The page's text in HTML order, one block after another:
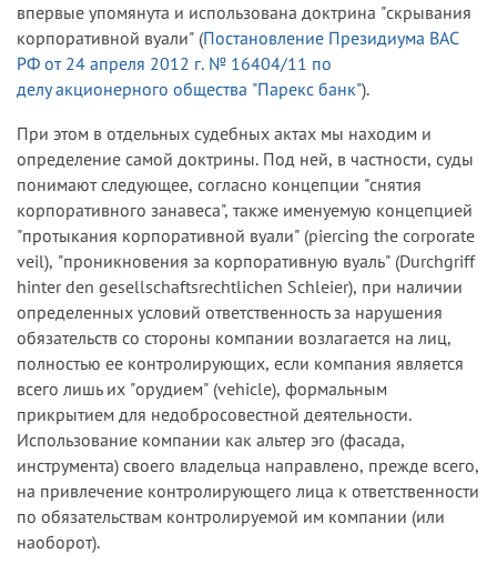
впервые упомянута и использована доктрина "скрывания
корпоративной вуали" (Постановление Президиума ВАС
РФ от 24 апреля 2012 г. № 16404/11 по
делу акционерного общества "Парекс банк").
При этом в отдельных судебных актах мы находим и
определение самой доктрины. Под ней, в частности, суды
понимают следующее, согласно концепции "снятия
корпоративного занавеса", также именуемую концепцией
"протыкания корпоративной вуали" (piercing the corporate
veil), "проникновения за корпоративную вуаль" (Durchgriff
hinter den gesellschaftsrechtlichen Schleier), при наличии
определенных условий ответственность за нарушения
обязательств со стороны компании возлагается на лиц,
полностью ее контролирующих, если компания является
всего лишь их "орудием" (vehicle), формальным
прикрытием для недобросовестной деятельности.
Использование компании как альтер эго (фасада,
инструмента) своего владельца направлено, прежде всего,
на привлечение контролирующего лица к ответственности
по обязательствам контролируемой им компании (или
наоборот).